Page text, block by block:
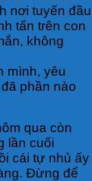
nơi tuyến đầu
tấn trên con
không
mình, yêu
phần nào
qua còn
lần cuối
cái tự nhủ ấy
Đừng để